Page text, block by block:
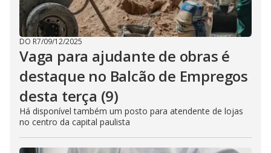
DO R7/09/12/2025
Vaga para ajudante de obras é
destaque no Balcão de Empregos
desta terça (9)
Há disponível também um posto para atendente de lojas
no centro da capital paulista